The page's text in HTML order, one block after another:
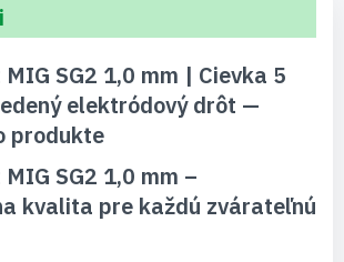
SG2 1,0 mm | Cievka 5
elektródový drôt —
produkte
SG2 1,0 mm –
kvalita pre každú zvárateľnú